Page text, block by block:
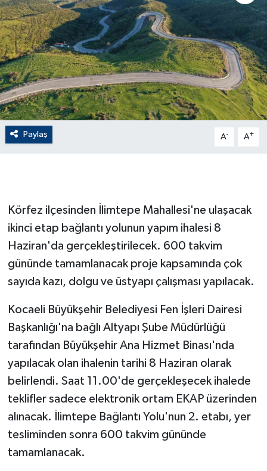
Paylaş A- A+
Körfez ilçesinden İlimtepe Mahallesi'ne ulaşacak
ikinci etap bağlantı yolunun yapım ihalesi 8
Haziran'da gerçekleştirilecek. 600 takvim
gününde tamamlanacak proje kapsamında çok
sayıda kazı, dolgu ve üstyapı çalışması yapılacak.
Kocaeli Büyükşehir Belediyesi Fen İşleri Dairesi
Başkanlığı'na bağlı Altyapı Şube Müdürlüğü
tarafından Büyükşehir Ana Hizmet Binası'nda
yapılacak olan ihalenin tarihi 8 Haziran olarak
belirlendi. Saat 11.00'de gerçekleşecek ihalede
teklifler sadece elektronik ortam EKAP üzerinden
alınacak. İlimtepe Bağlantı Yolu'nun 2. etabı, yer
tesliminden sonra 600 takvim gününde
tamamlanacak.
Dünya
EĞİTİM
EKONOMİ
English News
Finans
Gayrimenkul
GENEL
GÜNDEM
HABERDE İNSAN
İş Dünyası
Jandarma
Kadın